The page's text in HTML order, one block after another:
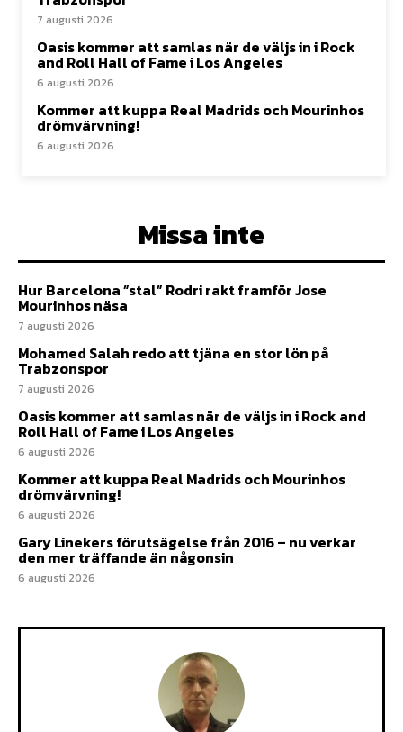
7 augusti 2026
Oasis kommer att samlas när de väljs in i Rock
and Roll Hall of Fame i Los Angeles
6 augusti 2026
Kommer att kuppa Real Madrids och Mourinhos
drömvärvning!
6 augusti 2026
Missa inte
Hur Barcelona ”stal” Rodri rakt framför Jose
Mourinhos näsa
7 augusti 2026
Mohamed Salah redo att tjäna en stor lön på
Trabzonspor
7 augusti 2026
Oasis kommer att samlas när de väljs in i Rock and
Roll Hall of Fame i Los Angeles
6 augusti 2026
Kommer att kuppa Real Madrids och Mourinhos
drömvärvning!
6 augusti 2026
Gary Linekers förutsägelse från 2016 – nu verkar
den mer träffande än någonsin
6 augusti 2026